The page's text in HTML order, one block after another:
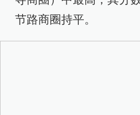
节路商圈持平。